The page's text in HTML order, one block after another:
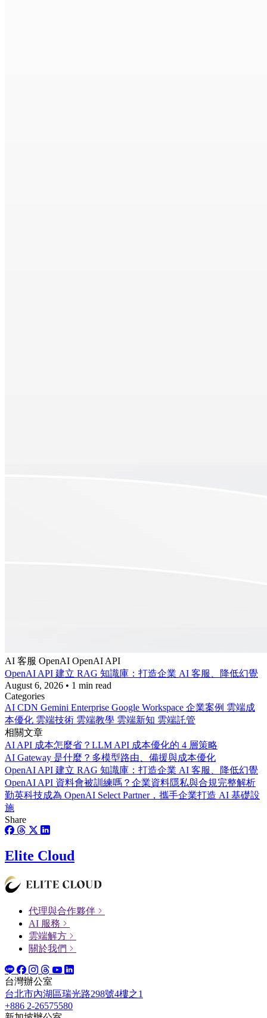
AI 客服 OpenAI OpenAI API
OpenAI API 建立 RAG 知識庫：打造企業 AI 客服、降低幻覺
August 6, 2026 • 1 min read
Categories
AI CDN Gemini Enterprise Google Workspace 企業案例 雲端成
本優化 雲端技術 雲端教學 雲端新知 雲端託管
相關文章
AI API 成本怎麼省？LLM API 成本優化的 4 層策略
AI Gateway 是什麼？多模型路由、備援與成本優化
OpenAI API 建立 RAG 知識庫：打造企業 AI 客服、降低幻覺
OpenAI API 資料會被訓練嗎？企業資料隱私與合規完整解析
勤英科技成為 OpenAI Select Partner，攜手企業打造 AI 基礎設
施
Share
Elite Cloud
代理與合作夥伴
AI 服務
雲端解方
關於我們
台灣辦公室
台北市內湖區瑞光路298號4樓之1
+886 2-26575580